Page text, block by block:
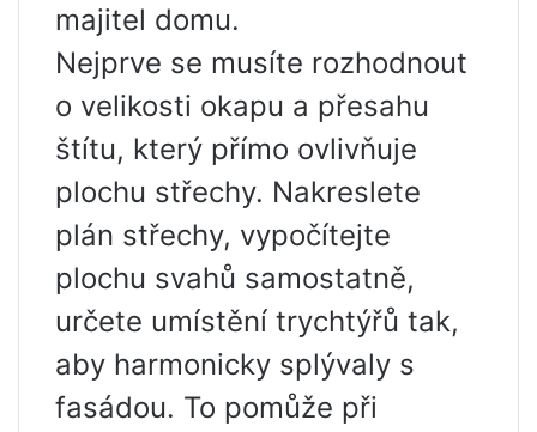
majitel domu.
Nejprve se musíte rozhodnout
o velikosti okapu a přesahu
štítu, který přímo ovlivňuje
plochu střechy. Nakreslete
plán střechy, vypočítejte
plochu svahů samostatně,
určete umístění trychtýřů tak,
aby harmonicky splývaly s
fasádou. To pomůže při